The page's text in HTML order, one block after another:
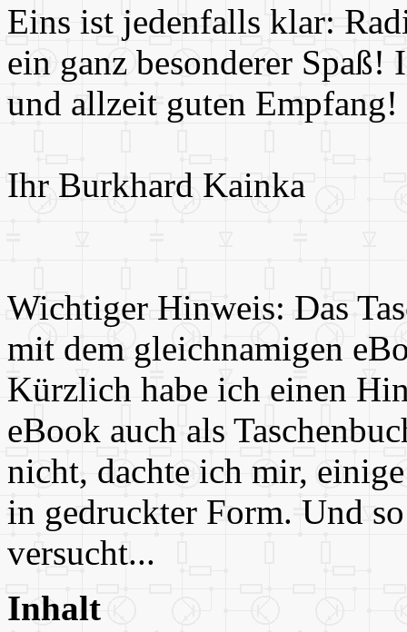
Eins ist jedenfalls klar:
ein ganz besonderer
und allzeit guten Empfang!
Ihr Burkhard Kainka
Wichtiger Hinweis: Das
mit dem gleichnamigen
Kürzlich habe ich einen
eBook auch als
nicht, dachte ich mir,
in gedruckter Form. Und
versucht...
Inhalt